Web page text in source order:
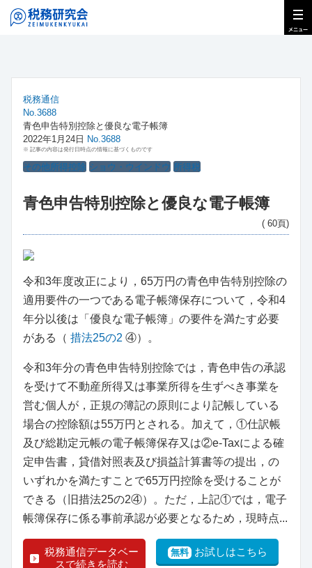
税務通信
No.3688
青色申告特別控除と優良な電子帳簿
2022年1月24日 No.3688
※ 記事の内容は発行日時点の情報に基づくものです
その他所得控除 ショウ・ウインドウ 所得税
青色申告特別控除と優良な電子帳簿
( 60頁)
令和3年度改正により，65万円の青色申告特別控除の
適用要件の一つである電子帳簿保存について，令和4
年分以後は「優良な電子帳簿」の要件を満たす必要
がある（ 措法25の2 ④）。
令和3年分の青色申告特別控除では，青色申告の承認
を受けて不動産所得又は事業所得を生ずべき事業を
営む個人が，正規の簿記の原則により記帳している
場合の控除額は55万円とされる。加えて，①仕訳帳
及び総勘定元帳の電子帳簿保存又は②e-Taxによる確
定申告書，貸借対照表及び損益計算書等の提出，の
いずれかを満たすことで65万円控除を受けることが
できる（旧措法25の2④）。ただ，上記①では，電子
帳簿保存に係る事前承認が必要となるため，現時点...
税務通信データベー
スで続きを読む
無料 お試しはこちら